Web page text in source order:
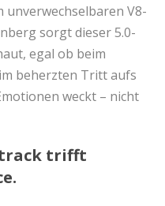
V8-
sorgt dieser 5.0-
egal ob beim
beherzten Tritt aufs
weckt – nicht
trifft